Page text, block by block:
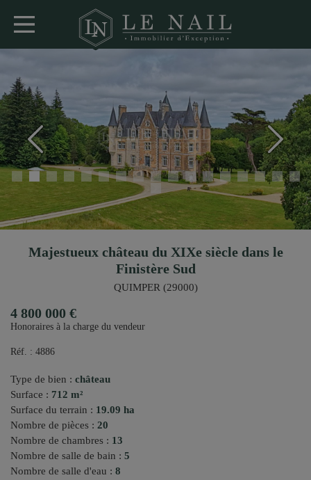
Majestueux château du XIXe siècle dans le
Finistère Sud
QUIMPER (29000)
4 800 000 €
Honoraires à la charge du vendeur
Réf. : 4886
Type de bien : château
Surface : 712 m²
Surface du terrain : 19.09 ha
Nombre de pièces : 20
Nombre de chambres : 13
Nombre de salle de bain : 5
Nombre de salle d'eau : 8